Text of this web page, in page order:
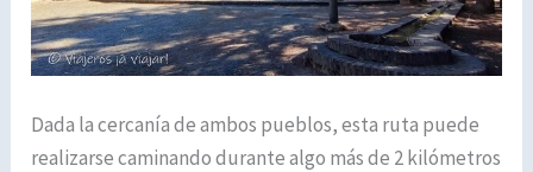
Dada la cercanía de ambos pueblos, esta ruta puede
realizarse caminando durante algo más de 2 kilómetros